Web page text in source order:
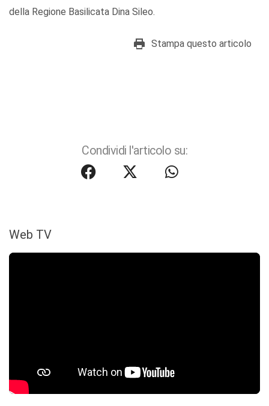
della Regione Basilicata Dina Sileo.
Stampa questo articolo
Condividi l'articolo su:
Web TV